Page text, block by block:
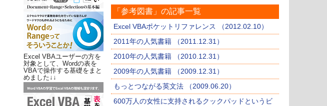
Excel VBAユーザーの方を
対象として、Wordの表を
VBAで操作する基礎をまと
めました↓↓
「参考図書」の記事一覧
Excel VBAポケットリファレンス （2012.02.10）
2011年の人気書籍 （2011.12.31）
2010年の人気書籍 （2010.12.31）
2009年の人気書籍 （2009.12.31）
もっとつながる英文法 （2009.06.20）
600万人の女性に支持されるクックパッドというビ